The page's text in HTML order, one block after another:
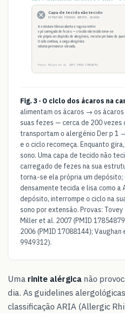
Capa de tecido não tecido
ESTRUTURA FIBROSA ABERTA, RUGOSA
A estrutura fibrosa aberta e rugosa retém
o pó carregado de fezes — o tecido não tecido torna-se
ele próprio um depósito de alergénios, mesmo por baixo de
O ciclo continua, a carga alergénica
noturna permanece elevada.
Prova: Miller et al. 2007 (PMID 17854879)
Fig. 3 · O ciclo dos ácaros na
alimentam os ácaros → os
suas fezes — cerca de 200 vezes
transportam o alergénio Der p 1
e o ciclo recomeça. Enquanto
sono. Uma capa de tecido não
carregado de fezes na sua
torna-se ela própria um depósito;
densamente tecida e lisa como a
depósito, interrompe o ciclo na
sono por extensão. Provas:
Miller et al. 2007 (PMID
2006 (PMID 17088144); Vaughan
9949312).
Uma rinite alérgica não
dia. As guidelines
classificação ARIA (Allergic